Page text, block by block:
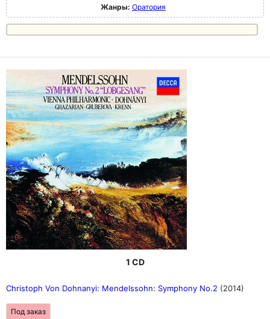
Жанры: Оратория
1 CD
Christoph Von Dohnanyi: Mendelssohn: Symphony No.2 (2014)
Под заказ